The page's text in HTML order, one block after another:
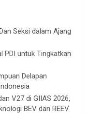
Seksi dalam Ajang
PDI untuk Tingkatkan
Delapan
V27 di GIIAS 2026,
BEV dan REEV